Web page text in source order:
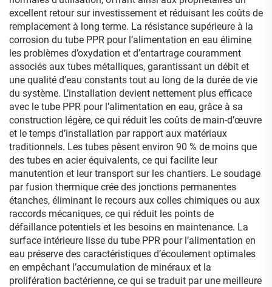
excellent retour sur investissement et réduisant les coûts de
remplacement à long terme. La résistance supérieure à la
corrosion du tube PPR pour l’alimentation en eau élimine
les problèmes d’oxydation et d’entartrage couramment
associés aux tubes métalliques, garantissant un débit et
une qualité d’eau constants tout au long de la durée de vie
du système. L’installation devient nettement plus efficace
avec le tube PPR pour l’alimentation en eau, grâce à sa
construction légère, ce qui réduit les coûts de main-d’œuvre
et le temps d’installation par rapport aux matériaux
traditionnels. Les tubes pèsent environ 90 % de moins que
des tubes en acier équivalents, ce qui facilite leur
manutention et leur transport sur les chantiers. Le soudage
par fusion thermique crée des jonctions permanentes
étanches, éliminant le recours aux colles chimiques ou aux
raccords mécaniques, ce qui réduit les points de
défaillance potentiels et les besoins en maintenance. La
surface intérieure lisse du tube PPR pour l’alimentation en
eau préserve des caractéristiques d’écoulement optimales
en empêchant l’accumulation de minéraux et la
prolifération bactérienne, ce qui se traduit par une meilleure